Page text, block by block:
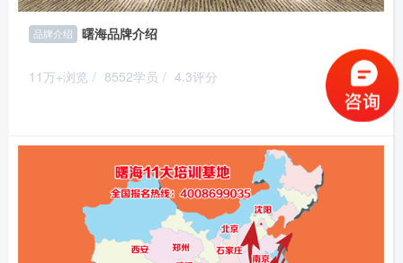
品牌介绍 曙海品牌介绍
11万+浏览 / 8552学员 / 4.3评分
推荐